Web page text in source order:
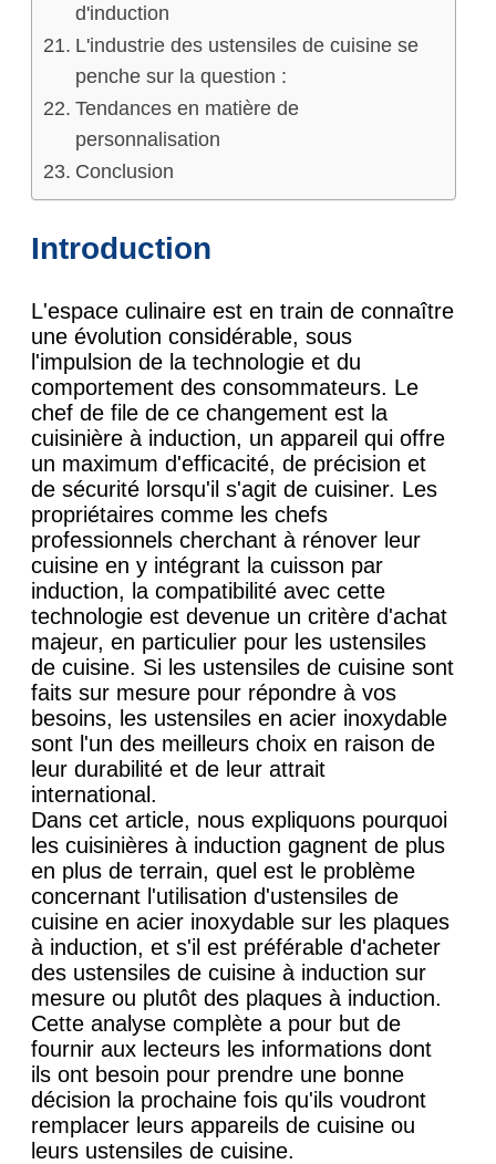
d'induction
L'industrie des ustensiles de cuisine se
penche sur la question :
Tendances en matière de
personnalisation
Conclusion
Introduction
L'espace culinaire est en train de connaître
une évolution considérable, sous
l'impulsion de la technologie et du
comportement des consommateurs. Le
chef de file de ce changement est la
cuisinière à induction, un appareil qui offre
un maximum d'efficacité, de précision et
de sécurité lorsqu'il s'agit de cuisiner. Les
propriétaires comme les chefs
professionnels cherchant à rénover leur
cuisine en y intégrant la cuisson par
induction, la compatibilité avec cette
technologie est devenue un critère d'achat
majeur, en particulier pour les ustensiles
de cuisine. Si les ustensiles de cuisine sont
faits sur mesure pour répondre à vos
besoins, les ustensiles en acier inoxydable
sont l'un des meilleurs choix en raison de
leur durabilité et de leur attrait
international.
Dans cet article, nous expliquons pourquoi
les cuisinières à induction gagnent de plus
en plus de terrain, quel est le problème
concernant l'utilisation d'ustensiles de
cuisine en acier inoxydable sur les plaques
à induction, et s'il est préférable d'acheter
des ustensiles de cuisine à induction sur
mesure ou plutôt des plaques à induction.
Cette analyse complète a pour but de
fournir aux lecteurs les informations dont
ils ont besoin pour prendre une bonne
décision la prochaine fois qu'ils voudront
remplacer leurs appareils de cuisine ou
leurs ustensiles de cuisine.